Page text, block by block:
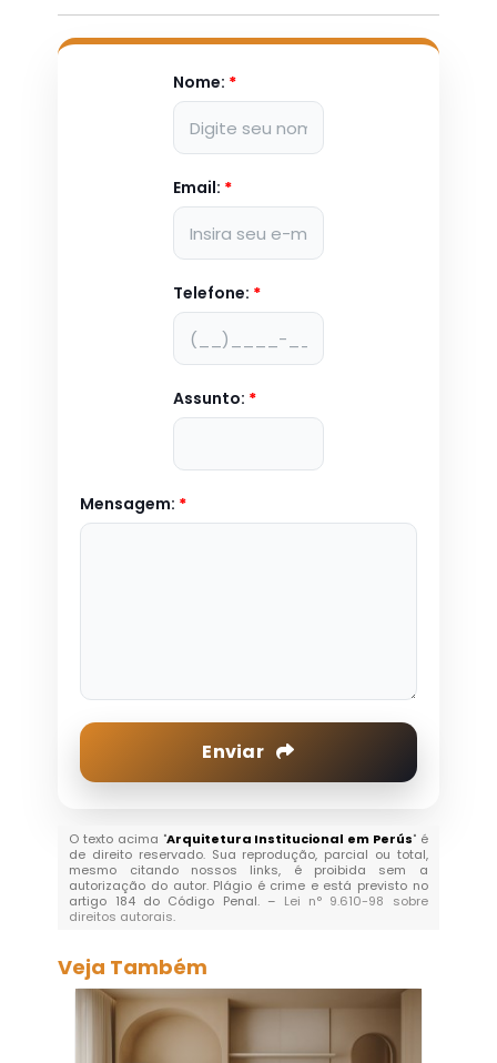
Nome: *
Email: *
Telefone: *
Assunto: *
Mensagem: *
Enviar
O texto acima "Arquitetura Institucional em Perús" é
de direito reservado. Sua reprodução, parcial ou total,
mesmo citando nossos links, é proibida sem a
autorização do autor. Plágio é crime e está previsto no
artigo 184 do Código Penal. – Lei n° 9.610-98 sobre
direitos autorais.
Veja Também